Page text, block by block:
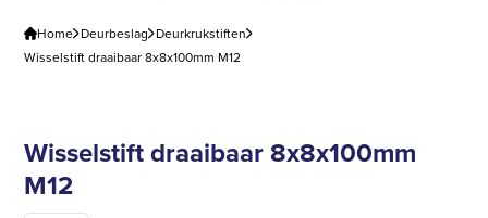
Home Deurbeslag Deurkrukstiften
Wisselstift draaibaar 8x8x100mm M12
Wisselstift draaibaar 8x8x100mm
M12